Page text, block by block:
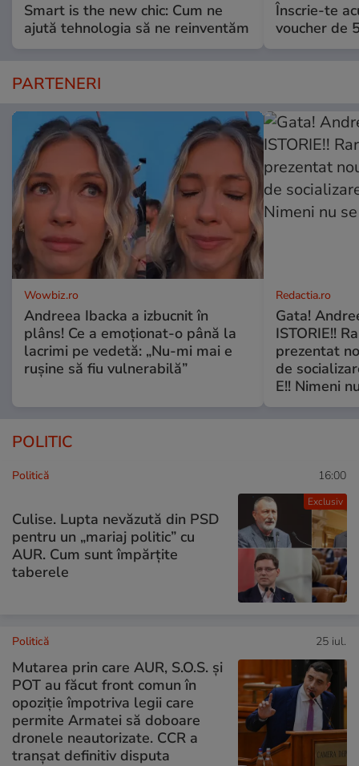
Smart is the new chic: Cum ne
ajută tehnologia să ne reinventăm
Înscrie-te
voucher de
PARTENERI
Wowbiz.ro
Andreea Ibacka a izbucnit în
plâns! Ce a emoționat-o până la
lacrimi pe vedetă: „Nu-mi mai e
rușine să fiu vulnerabilă”
Redactia.ro
Gata!
ISTORIE!!
prezentat
de
E!! Nimeni
POLITIC
Exclusiv
Politică 16:00
Culise. Lupta nevăzută din PSD
pentru un „mariaj politic” cu
AUR. Cum sunt împărțite
taberele
Politică 25 iul.
Mutarea prin care AUR, S.O.S. și
POT au făcut front comun în
opoziție împotriva legii care
permite Armatei să doboare
dronele neautorizate. CCR a
tranșat definitiv disputa